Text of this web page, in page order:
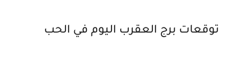
توقعات برج العقرب اليوم في الحب